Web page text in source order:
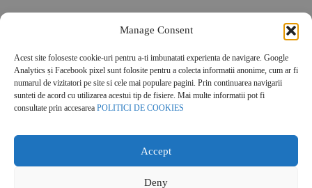
Manage Consent
Acest site foloseste cookie-uri pentru a-ti imbunatati experienta de navigare. Google
Analytics și Facebook pixel sunt folosite pentru a colecta informatii anonime, cum ar fi
numarul de vizitatori pe site si cele mai populare pagini. Prin continuarea navigarii
sunteti de acord cu utilizarea acestui tip de fisiere. Mai multe informatii pot fi
consultate prin accesarea POLITICI DE COOKIES
Accept
Deny
POLITICĂ DE CONFIDENȚIALITATE
Politica de cookies
© 2026 Real Estate Magazine. All Rights Reserved.